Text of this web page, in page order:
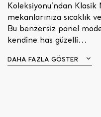
Koleksiyonu’ndan Klasik
mekanlarınıza sıcaklık
Bu benzersiz panel
kendine has güzelli...
DAHA FAZLA GÖSTER